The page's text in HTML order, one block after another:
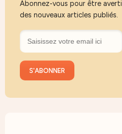
Abonnez-vous pour être averti
des nouveaux articles publiés.